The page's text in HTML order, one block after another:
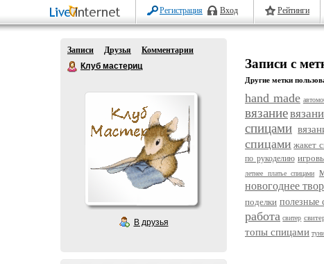
Регистрация Вход Рейтинги
Записи Друзья
Комментарии
Клуб мастериц
В друзья
Записи с
Другие метки
hand made
вязание
спицами
спицами жакет
по рукоделию
летнее платье спицами
новогоднее
поделки полезные
работа свитер
топы спицами